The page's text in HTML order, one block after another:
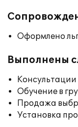
Оформлено
Выполнены
Обучение в
Продажа
Установка